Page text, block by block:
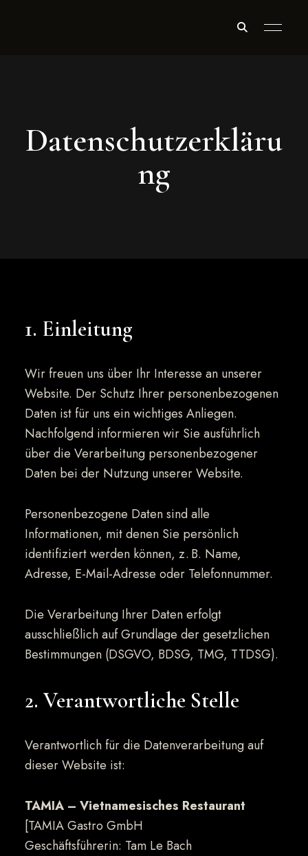
Datenschutzerkläru
ng
1. Einleitung
Wir freuen uns über Ihr Interesse an unserer
Website. Der Schutz Ihrer personenbezogenen
Daten ist für uns ein wichtiges Anliegen.
Nachfolgend informieren wir Sie ausführlich
über die Verarbeitung personenbezogener
Daten bei der Nutzung unserer Website.
Personenbezogene Daten sind alle
Informationen, mit denen Sie persönlich
identifiziert werden können, z. B. Name,
Adresse, E-Mail-Adresse oder Telefonnummer.
Die Verarbeitung Ihrer Daten erfolgt
ausschließlich auf Grundlage der gesetzlichen
Bestimmungen (DSGVO, BDSG, TMG, TTDSG).
2. Verantwortliche Stelle
Verantwortlich für die Datenverarbeitung auf
dieser Website ist:
TAMIA – Vietnamesisches Restaurant
[TAMIA Gastro GmbH
Geschäftsführerin: Tam Le Bach